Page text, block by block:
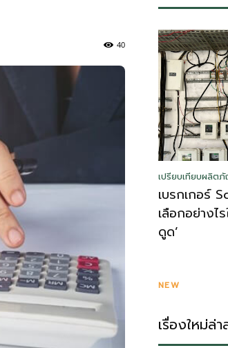
วา
ไร
40
เปรียบเทียบผลิต
เบรกเกอร์
เลือกอย่างไ
ดูด’
NEW
เรื่องใหม่ล่